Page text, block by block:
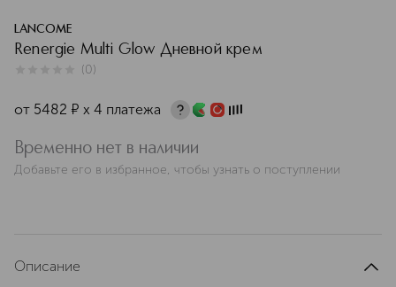
LANCOME
Renergie Multi Glow Дневной крем
(0)
от 5482 ¤ х 4 платежа
Временно нет в наличии
Добавьте его в избранное, чтобы узнать о поступлении
Описание